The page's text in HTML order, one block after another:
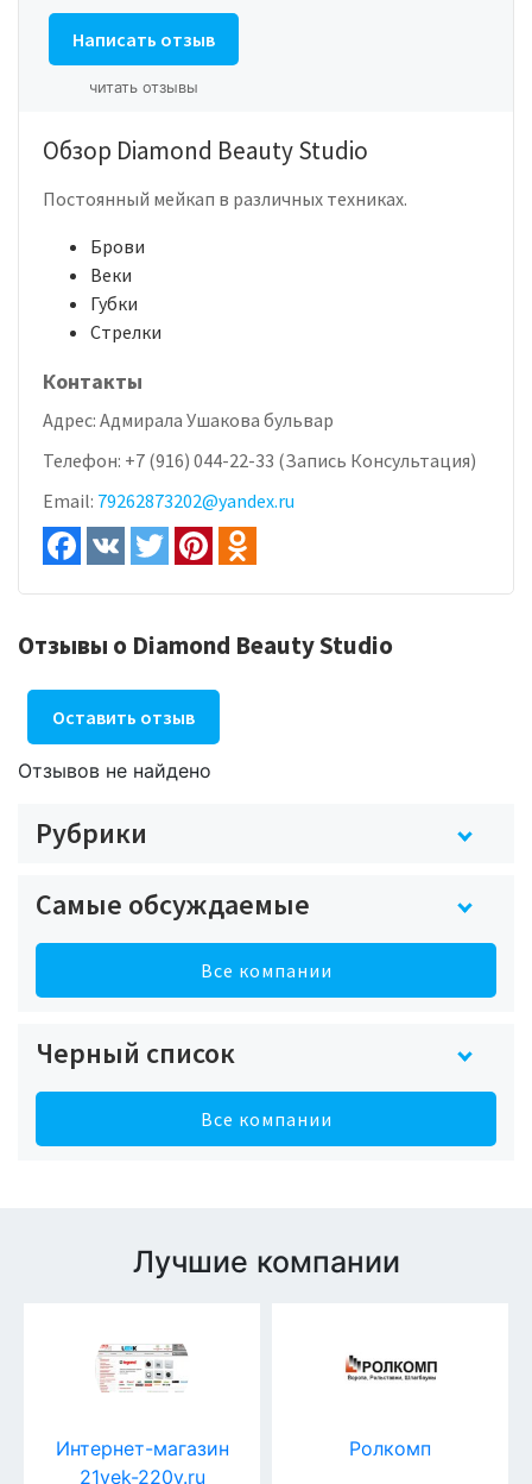
Написать отзыв
читать отзывы
Обзор Diamond Beauty Studio
Постоянный мейкап в различных техниках.
Брови
Веки
Губки
Стрелки
Контакты
Адрес: Адмирала Ушакова бульвар
Телефон: +7 (916) 044-22-33 (Запись Консультация)
Email: 79262873202@yandex.ru
Отзывы о Diamond Beauty Studio
Оставить отзыв
Отзывов не найдено
Рубрики
Самые обсуждаемые
Все компании
Черный список
Все компании
Лучшие компании
Интернет-магазин
21vek-220v.ru
Ролкомп